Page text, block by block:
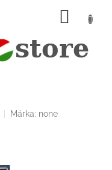
KOSÁR
Márka: none